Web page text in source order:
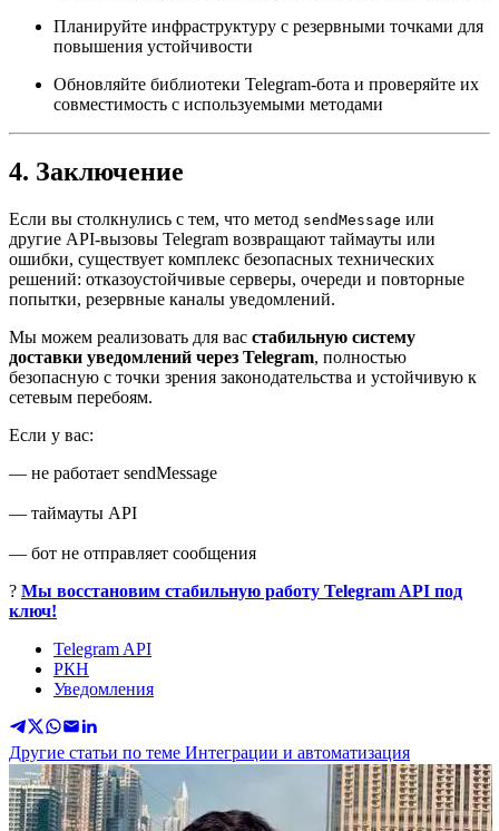
Планируйте инфраструктуру с резервными точками для
повышения устойчивости
Обновляйте библиотеки Telegram-бота и проверяйте их
совместимость с используемыми методами
4. Заключение
Если вы столкнулись с тем, что метод sendMessage или
другие API-вызовы Telegram возвращают таймауты или
ошибки, существует комплекс безопасных технических
решений: отказоустойчивые серверы, очереди и повторные
попытки, резервные каналы уведомлений.
Мы можем реализовать для вас стабильную систему
доставки уведомлений через Telegram, полностью
безопасную с точки зрения законодательства и устойчивую к
сетевым перебоям.
Если у вас:
— не работает sendMessage
— таймауты API
— бот не отправляет сообщения
? Мы восстановим стабильную работу Telegram API под
ключ!
Telegram API
РКН
Уведомления
Другие статьи по теме Интеграции и автоматизация